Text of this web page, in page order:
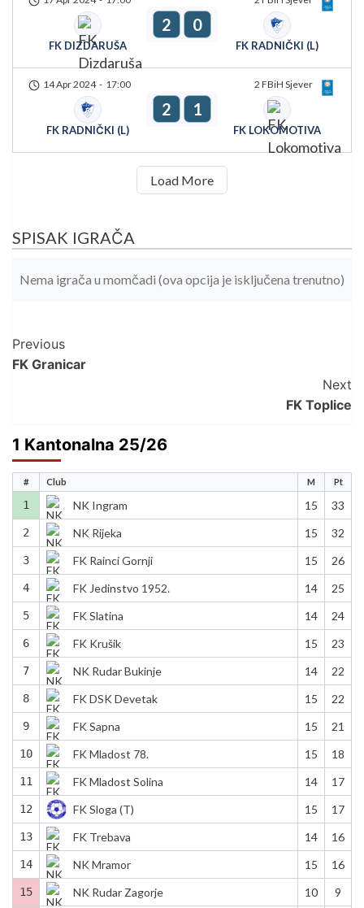
FK DIZDARUŠA
2 0
FK RADNIČKI (L)
2 FBiH Sjever
14 Apr 2024 - 17:00
FK RADNIČKI (L)
2 1
FK LOKOMOTIVA
Load More
SPISAK IGRAČA
Nema igrača u momčadi (ova opcija je isključena trenutno)
Post
Navigation
Previous
FK Granicar
Next
FK Toplice
1 Kantonalna 25/26
# Club M Pt
1 NK Ingram 15 33
2 NK Rijeka 15 32
3 FK Rainci Gornji 15 26
4 FK Jedinstvo 1952. 14 25
5 FK Slatina 14 24
6 FK Krušik 15 23
7 NK Rudar Bukinje 14 22
8 FK DSK Devetak 15 22
9 FK Sapna 15 21
10 FK Mladost 78. 15 18
11 FK Mladost Solina 14 17
12 FK Sloga (T) 15 17
13 FK Trebava 14 16
14 NK Mramor 15 16
15 NK Rudar Zagorje 10 9